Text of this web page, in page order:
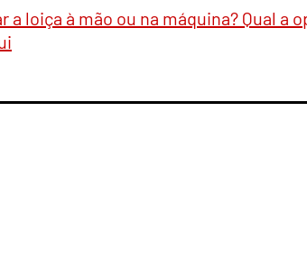
a loiça à mão ou na máquina? Qual a